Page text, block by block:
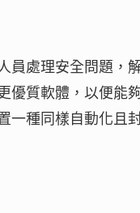
員處理安全問題，
質軟體，以便能
一種同樣自動化且